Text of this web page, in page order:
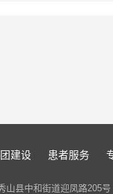
建设 患者服务
山县中和街道迎凤路205号